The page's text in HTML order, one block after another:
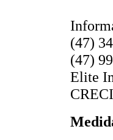
(47)
(47)
Elite